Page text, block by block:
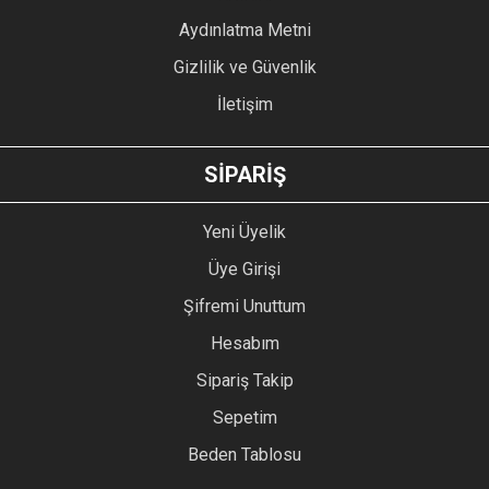
GÖNDER
Aydınlatma Metni
Gizlilik ve Güvenlik
İletişim
SİPARİŞ
Yeni Üyelik
Üye Girişi
Şifremi Unuttum
Hesabım
Sipariş Takip
Sepetim
Beden Tablosu